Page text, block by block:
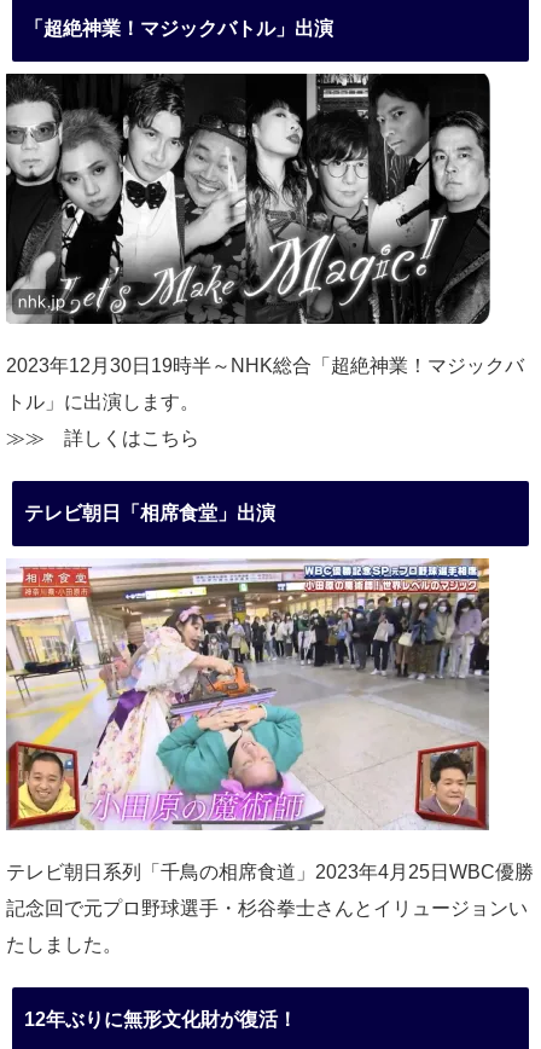
「超絶神業！マジックバトル」出演
2023年12月30日19時半～NHK総合「超絶神業！マジックバ
トル」に出演します。
≫≫ 詳しくはこちら
テレビ朝日「相席食堂」出演
テレビ朝日系列「千鳥の相席食道」2023年4月25日WBC優勝
記念回で元プロ野球選手・杉谷拳士さんとイリュージョンい
たしました。
12年ぶりに無形文化財が復活！